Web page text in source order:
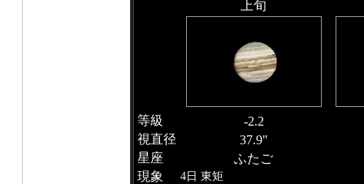
上旬
等級
-2.2
視直径
37.9"
星座
ふたご
現象
4日 東矩